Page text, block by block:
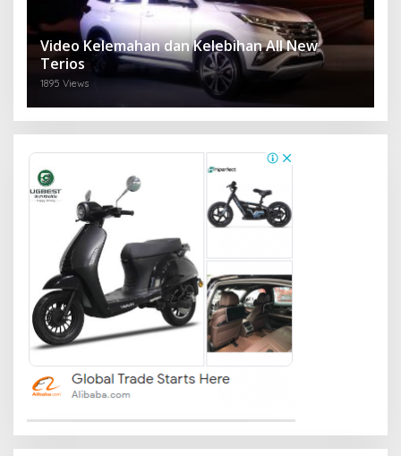
Video Kelemahan dan Kelebihan All New
Terios
1895 Views